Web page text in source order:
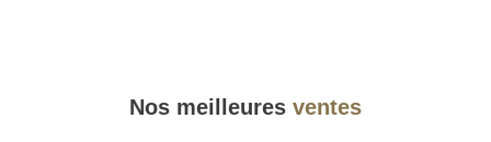
Nos meilleures ventes